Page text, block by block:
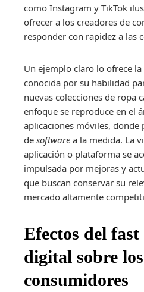
como Instagram y TikTok
ofrecer a los creadores de
responder con rapidez a las
Un ejemplo claro lo ofrece la
conocida por su habilidad
nuevas colecciones de ropa
enfoque se reproduce en el
aplicaciones móviles,
de software a la medida. La
aplicación o plataforma se
impulsada por mejoras y
que buscan conservar su
mercado altamente
Efectos del
digital sobre los
consumidores